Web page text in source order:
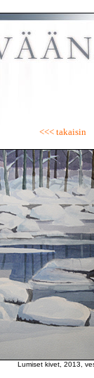
<<< takaisin
Lumiset kivet, 2013,